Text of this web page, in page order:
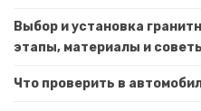
Выбор и установка
этапы, материалы и
Что проверить в